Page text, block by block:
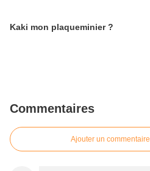
Kaki mon plaqueminier ?
Commentaires
Ajouter un commentaire